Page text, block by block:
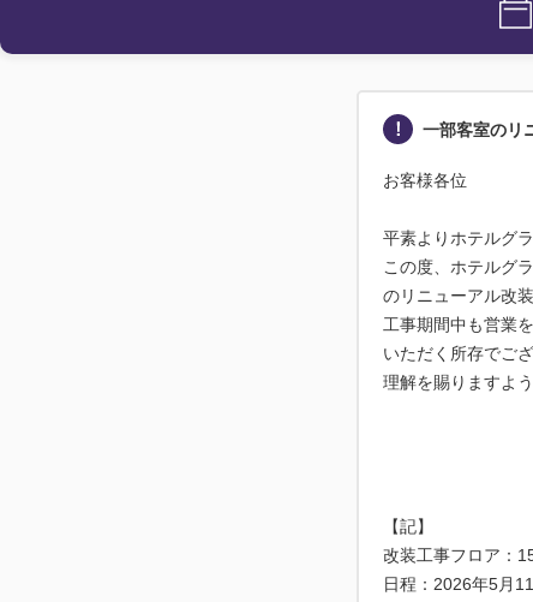
一部客室のリ
お客様各位
平素よりホテルグ
この度、ホテルグ
のリニューアル改
工事期間中も営業
いただく所存でご
理解を賜りますよ
ホテルグラ
【記】
改装工事フロア：
日程：2026年5月